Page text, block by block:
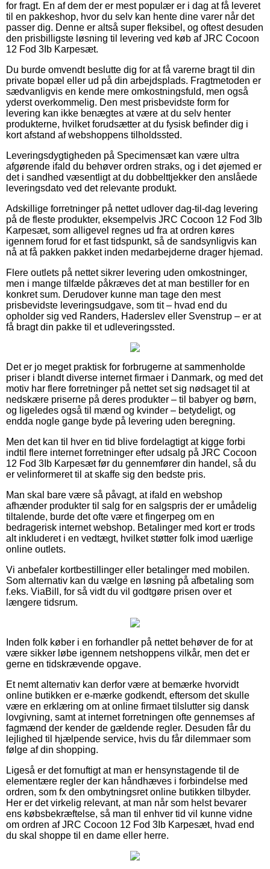
for fragt. En af dem der er mest populær er i dag at få leveret
til en pakkeshop, hvor du selv kan hente dine varer når det
passer dig. Denne er altså super fleksibel, og oftest desuden
den prisbilligste løsning til levering ved køb af JRC Cocoon
12 Fod 3Ib Karpesæt.
Du burde omvendt beslutte dig for at få varerne bragt til din
private bopæl eller ud på din arbejdsplads. Fragtmetoden er
sædvanligvis en kende mere omkostningsfuld, men også
yderst overkommelig. Den mest prisbevidste form for
levering kan ikke benægtes at være at du selv henter
produkterne, hvilket forudsætter at du fysisk befinder dig i
kort afstand af webshoppens tilholdssted.
Leveringsdygtigheden på Specimensæt kan være ultra
afgørende ifald du behøver ordren straks, og i det øjemed er
det i sandhed væsentligt at du dobbelttjekker den anslåede
leveringsdato ved det relevante produkt.
Adskillige forretninger på nettet udlover dag-til-dag levering
på de fleste produkter, eksempelvis JRC Cocoon 12 Fod 3Ib
Karpesæt, som alligevel regnes ud fra at ordren køres
igennem forud for et fast tidspunkt, så de sandsynligvis kan
nå at få pakken pakket inden medarbejderne drager hjemad.
Flere outlets på nettet sikrer levering uden omkostninger,
men i mange tilfælde påkræves det at man bestiller for en
konkret sum. Derudover kunne man tage den mest
prisbevidste leveringsudgave, som tit – hvad end du
opholder sig ved Randers, Haderslev eller Svenstrup – er at
få bragt din pakke til et udleveringssted.
Det er jo meget praktisk for forbrugerne at sammenholde
priser i blandt diverse internet firmaer i Danmark, og med det
motiv har flere forretninger på nettet set sig nødsaget til at
nedskære priserne på deres produkter – til babyer og børn,
og ligeledes også til mænd og kvinder – betydeligt, og
endda nogle gange byde på levering uden beregning.
Men det kan til hver en tid blive fordelagtigt at kigge forbi
indtil flere internet forretninger efter udsalg på JRC Cocoon
12 Fod 3Ib Karpesæt før du gennemfører din handel, så du
er velinformeret til at skaffe sig den bedste pris.
Man skal bare være så påvagt, at ifald en webshop
afhænder produkter til salg for en salgspris der er umådelig
tiltalende, burde det ofte være et fingerpeg om en
bedragerisk internet webshop. Betalinger med kort er trods
alt inkluderet i en vedtægt, hvilket støtter folk imod uærlige
online outlets.
Vi anbefaler kortbestillinger eller betalinger med mobilen.
Som alternativ kan du vælge en løsning på afbetaling som
f.eks. ViaBill, for så vidt du vil godtgøre prisen over et
længere tidsrum.
Inden folk køber i en forhandler på nettet behøver de for at
være sikker løbe igennem netshoppens vilkår, men det er
gerne en tidskrævende opgave.
Et nemt alternativ kan derfor være at bemærke hvorvidt
online butikken er e-mærke godkendt, eftersom det skulle
være en erklæring om at online firmaet tilslutter sig dansk
lovgivning, samt at internet forretningen ofte gennemses af
fagmænd der kender de gældende regler. Desuden får du
lejlighed til hjælpende service, hvis du får dilemmaer som
følge af din shopping.
Ligeså er det fornuftigt at man er hensynstagende til de
elementære regler der kan håndhæves i forbindelse med
ordren, som fx den ombytningsret online butikken tilbyder.
Her er det virkelig relevant, at man når som helst bevarer
ens købsbekræftelse, så man til enhver tid vil kunne vidne
om ordren af JRC Cocoon 12 Fod 3Ib Karpesæt, hvad end
du skal shoppe til en dame eller herre.